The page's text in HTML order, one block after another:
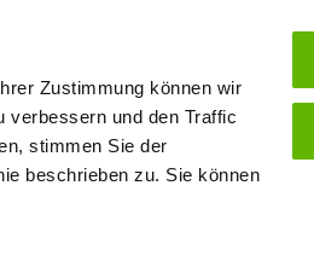
Zustimmung können wir
verbessern und den Traffic
stimmen Sie der
beschrieben zu. Sie können
Haus, Hof & Stall Spielwaren